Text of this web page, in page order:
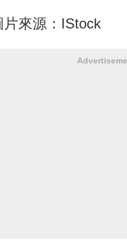
來源：IStock